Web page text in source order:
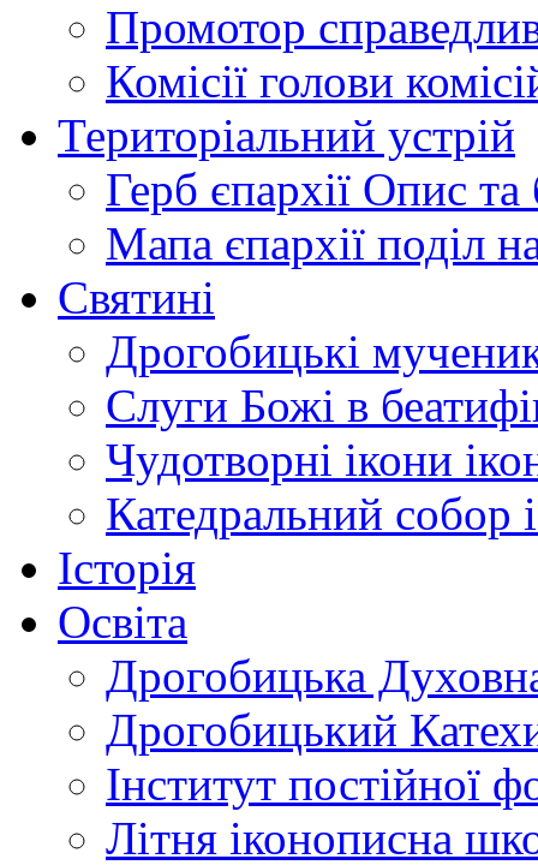
Промотор
Комісії голови
Територіальний устрій
Герб єпархії Опис та
Мапа єпархії поділ
Святині
Дрогобицькі
Слуги Божі в
Чудотворні ікони
Катедральний собор
Історія
Освіта
Дрогобицька
Дрогобицький
Інститут постійної
Літня іконописна